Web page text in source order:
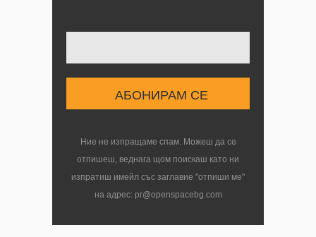
Ние не изпращаме спам. Можеш да се
отпишеш, веднага щом поискаш като ни
изпратиш имейл със заглавие "отпиши ме"
на адрес: pr@openspacebg.com